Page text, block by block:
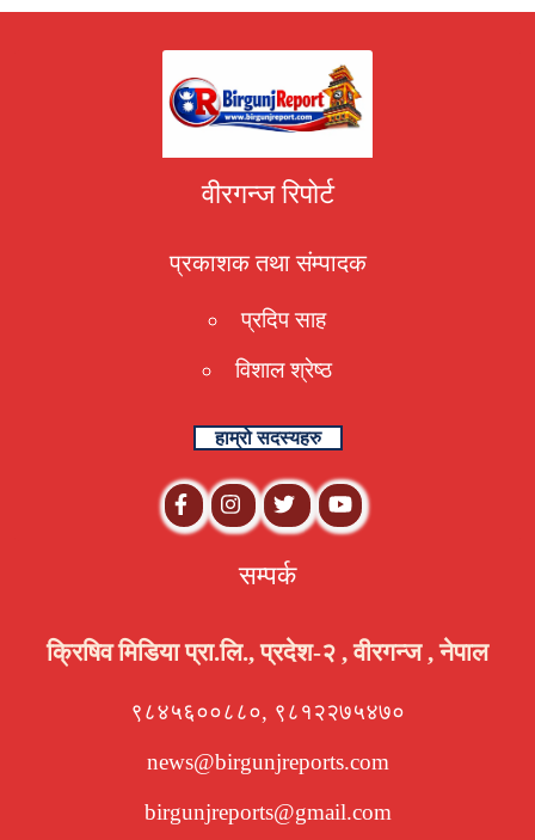
वीरगन्ज रिपोर्ट
प्रकाशक तथा संम्पादक
प्रदिप साह
विशाल श्रेष्ठ
हाम्रो सदस्यहरु
सम्पर्क
क्रिषिव मिडिया प्रा.लि., प्रदेश-२ , वीरगन्ज , नेपाल
९८४५६००८८०, ९८१२२७५४७०
news@birgunjreports.com
birgunjreports@gmail.com